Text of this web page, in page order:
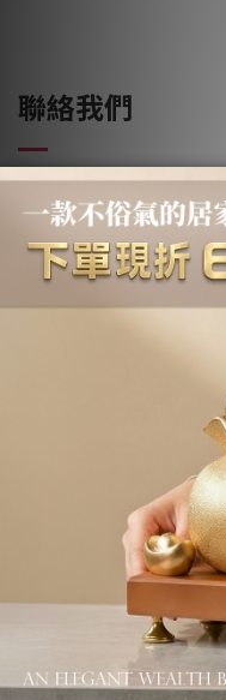
聯絡我們
傳藝工坊 -
精雕細琢 -